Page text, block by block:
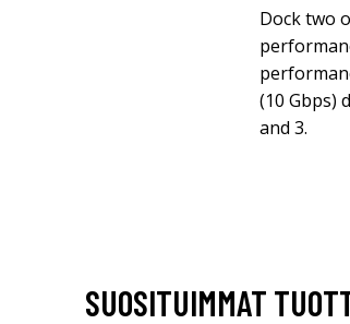
Dock two
(10 Gbps)
and 3.
SUOSITUIMMAT